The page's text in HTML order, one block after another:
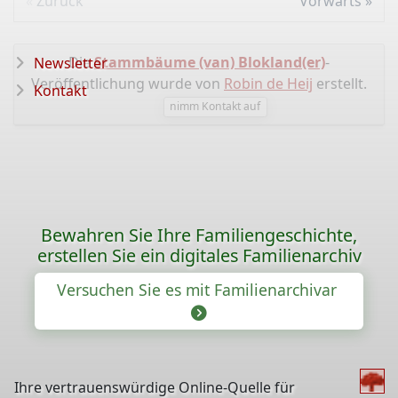
Aalberts, Johanna
1862-11-12 OwO
DieStammbäume (van) Blokland(er)-
Veröffentlichung wurde von Robin de Heij erstellt.
nimm Kontakt auf
Newsletter
Kontakt
Bewahren Sie Ihre Familiengeschichte,
erstellen Sie ein digitales Familienarchiv
Versuchen Sie es mit Familienarchivar
Ihre vertrauenswürdige Online-Quelle für